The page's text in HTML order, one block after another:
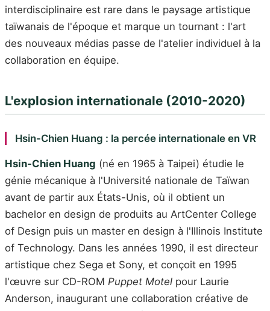
interdisciplinaire est rare dans le paysage artistique
taïwanais de l'époque et marque un tournant : l'art
des nouveaux médias passe de l'atelier individuel à la
collaboration en équipe.
L'explosion internationale (2010-2020)
Hsin-Chien Huang : la percée internationale en VR
Hsin-Chien Huang (né en 1965 à Taipei) étudie le
génie mécanique à l'Université nationale de Taïwan
avant de partir aux États-Unis, où il obtient un
bachelor en design de produits au ArtCenter College
of Design puis un master en design à l'Illinois Institute
of Technology. Dans les années 1990, il est directeur
artistique chez Sega et Sony, et conçoit en 1995
l'œuvre sur CD-ROM Puppet Motel pour Laurie
Anderson, inaugurant une collaboration créative de